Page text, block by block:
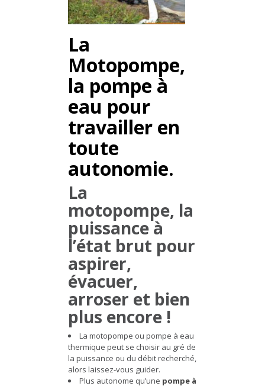
La
Motopompe,
la pompe à
eau pour
travailler en
toute
autonomie.
La
motopompe, la
puissance à
l’état brut pour
aspirer,
évacuer,
arroser et bien
plus encore !
La motopompe ou pompe à eau
thermique peut se choisir au gré de
la puissance ou du débit recherché,
alors laissez-vous guider.
Plus autonome qu’une pompe à